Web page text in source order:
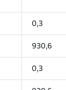
0,3
930,6
0,3